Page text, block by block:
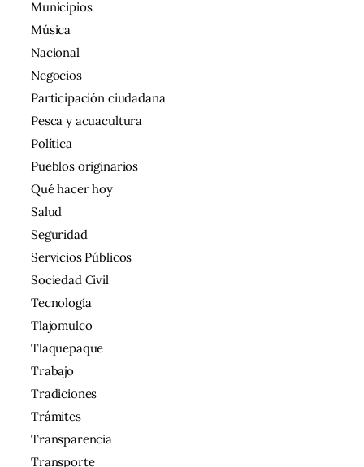
Municipios
Música
Nacional
Negocios
Participación ciudadana
Pesca y acuacultura
Política
Pueblos originarios
Qué hacer hoy
Salud
Seguridad
Servicios Públicos
Sociedad Civil
Tecnología
Tlajomulco
Tlaquepaque
Trabajo
Tradiciones
Trámites
Transparencia
Transporte